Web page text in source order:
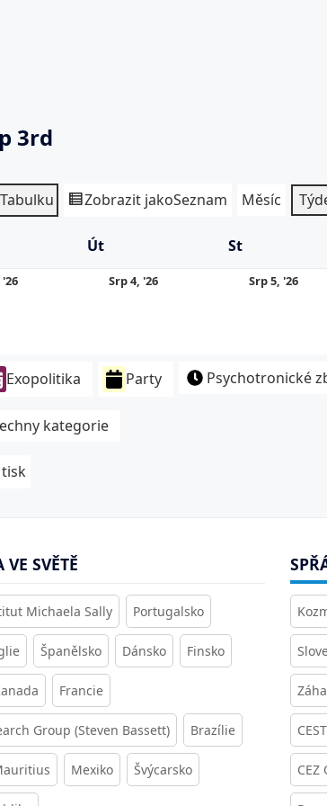
3rd
Tabulku Zobrazit jakoSeznam Měsíc
ÚtÚterý St
'26 Srp 4, '26 Srp 5, '26
Exopolitika Party Psychotronické
kategorie
SVĚTĚ
Michaela Sally Portugalsko
Španělsko Dánsko Finsko
Francie
Group (Steven Bassett) Brazílie
Mexiko Švýcarsko